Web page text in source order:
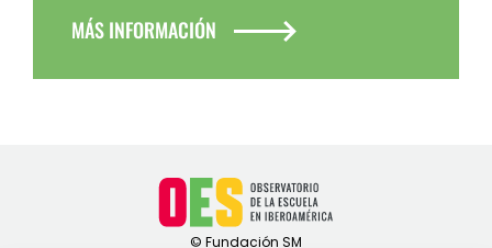
MÁS INFORMACIÓN